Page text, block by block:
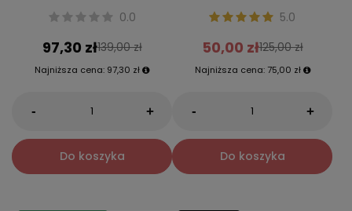
0.0
97,30 zł139,00 zł
Najniższa cena: 97,30 zł
- +
Do koszyka
5.0
50,00 zł125,00 zł
Najniższa cena: 75,00 zł
- +
Do koszyka